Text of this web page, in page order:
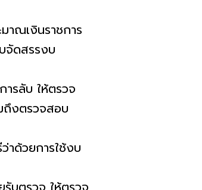
าณเงินราชการ
จัดสรรงบ
รลับ ให้ตรวจ
ถึงตรวจสอบ
าด้วยการใช้งบ